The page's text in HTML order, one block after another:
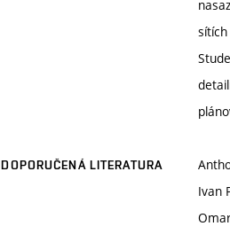
DOPORUČENÁ LITERATURA
Ivan